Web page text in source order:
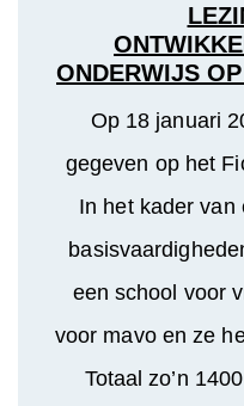
ONDERWIJS
Op 18 januari
gegeven op het
In het kader van
een school voor
voor mavo en ze
Totaal zo’n